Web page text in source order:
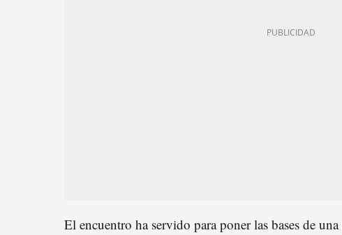
El encuentro ha servido para poner las bases de una